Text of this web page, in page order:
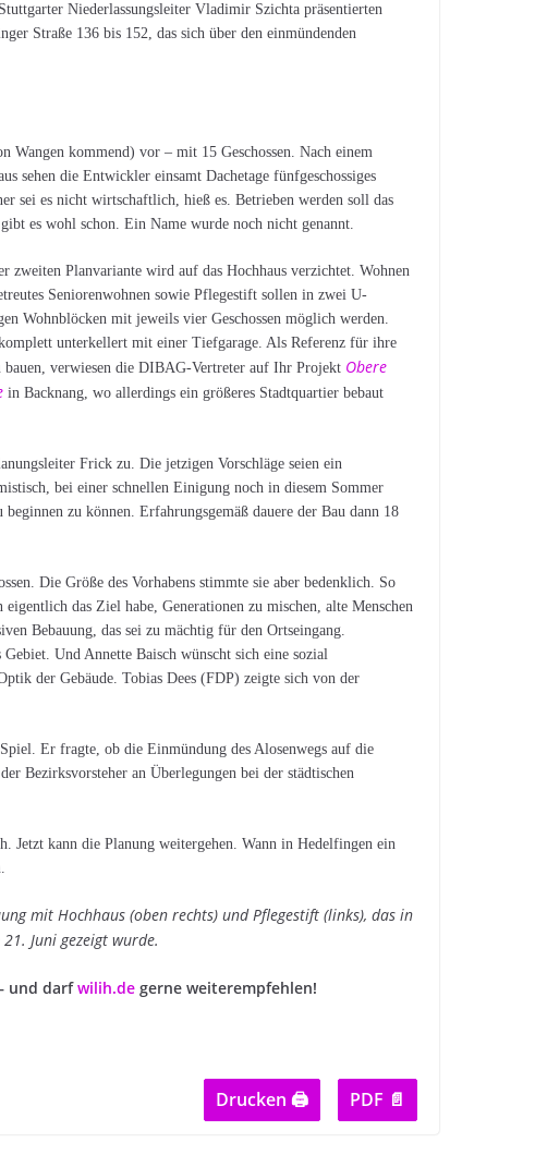
Niederlassungsleiter Vladimir Szichta präsentierten
Straße 136 bis 152, das sich über den einmündenden
Wangen kommend) vor – mit 15 Geschossen. Nach einem
sehen die Entwickler einsamt Dachetage fünfgeschossiges
sei es nicht wirtschaftlich, hieß es. Betrieben werden soll das
es wohl schon. Ein Name wurde noch nicht genannt.
zweiten Planvariante wird auf das Hochhaus verzichtet. Wohnen
Seniorenwohnen sowie Pflegestift sollen in zwei U-
Wohnblöcken mit jeweils vier Geschossen möglich werden.
unterkellert mit einer Tiefgarage. Als Referenz für ihre
bauen, verwiesen die DIBAG-Vertreter auf Ihr Projekt Obere
in Backnang, wo allerdings ein größeres Stadtquartier bebaut
Frick zu. Die jetzigen Vorschläge seien ein
bei einer schnellen Einigung noch in diesem Sommer
zu können. Erfahrungsgemäß dauere der Bau dann 18
Die Größe des Vorhabens stimmte sie aber bedenklich. So
das Ziel habe, Generationen zu mischen, alte Menschen
Bebauung, das sei zu mächtig für den Ortseingang.
Und Annette Baisch wünscht sich eine sozial
der Gebäude. Tobias Dees (FDP) zeigte sich von der
Er fragte, ob die Einmündung des Alosenwegs auf die
Bezirksvorsteher an Überlegungen bei der städtischen
Jetzt kann die Planung weitergehen. Wann in Hedelfingen ein
mit Hochhaus (oben rechts) und Pflegestift (links), das in
Juni gezeigt wurde.
und darfwilih.de gerne weiterempfehlen!
Drucken 🖨 PDF 📄